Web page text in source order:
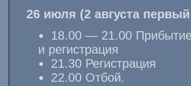
26 июля (2 августа
18.00 — 21.00
и регистрация
21.30 Регистрация
22.00 Отбой.